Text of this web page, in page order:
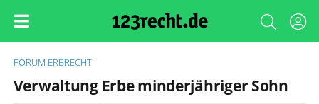
FORUM ERBRECHT
Verwaltung Erbe minderjähriger Sohn